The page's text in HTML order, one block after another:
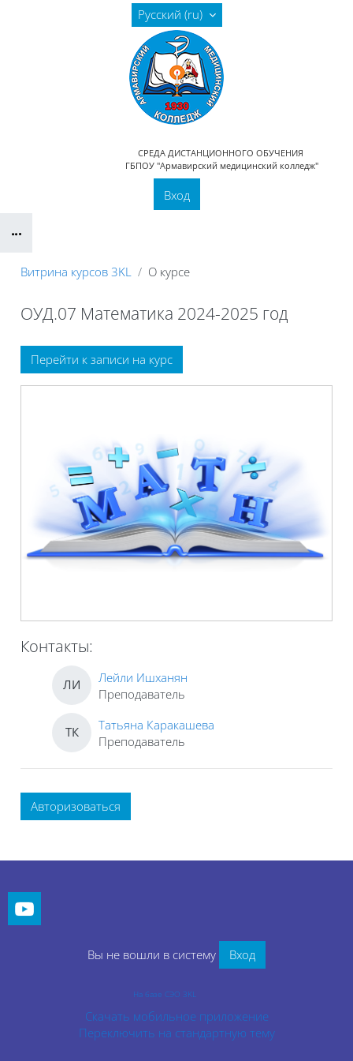
Перейти к основному содержанию
СРЕДА ДИСТАНЦИОННОГО ОБУЧЕНИЯ
ГБПОУ "Армавирский медицинский колледж"
Русский ‎(ru)‎
Вход
Витрина курсов 3KL О курсе
ОУД.07 Математика 2024-2025 год
Блоки
Перейти к записи на курс
Контакты:
ЛИ
Лейли Ишханян
Преподаватель
ТК
Татьяна Каракашева
Преподаватель
Авторизоваться
Вы не вошли в систему Вход
На базе СЭО 3KL
Скачать мобильное приложение
Переключить на стандартную тему